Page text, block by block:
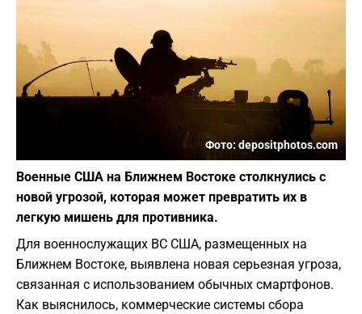
Фото: depositphotos.com
Военные США на Ближнем Востоке столкнулись с
новой угрозой, которая может превратить их в
легкую мишень для противника.
Для военнослужащих ВС США, размещенных на
Ближнем Востоке, выявлена новая серьезная угроза,
связанная с использованием обычных смартфонов.
Как выяснилось, коммерческие системы сбора